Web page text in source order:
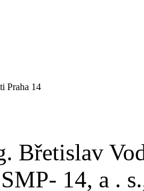
Praha 14
Břetislav
SMP- 14, a .